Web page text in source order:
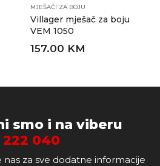
MJEŠAČI ZA BOJU
Villager mješač za boju
VEM 1050
157.00 KM
smo i na viberu
222 040
nas za sve dodatne informacije